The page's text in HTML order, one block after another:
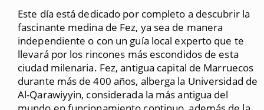
Este día está dedicado por completo a descubrir la
fascinante medina de Fez, ya sea de manera
independiente o con un guía local experto que te
llevará por los rincones más escondidos de esta
ciudad milenaria. Fez, antigua capital de Marruecos
durante más de 400 años, alberga la Universidad de
Al-Qarawiyyin, considerada la más antigua del